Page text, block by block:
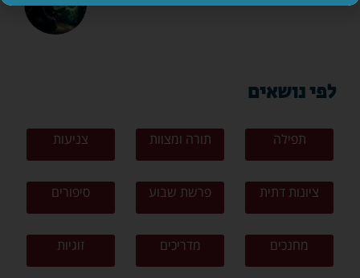
לפי נושאים
תפילה תורה ומצוות צניעות
ציונות דתית פרשת שבוע סיפורים
מחנכים מדריכים זוגיות